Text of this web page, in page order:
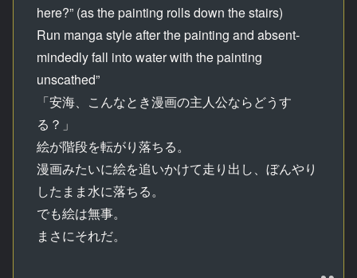
here?” (as the painting rolls down the stairs)
Run manga style after the painting and absent-
mindedly fall into water with the painting
unscathed”
「安海、こんなとき漫画の主人公ならどうす
る？」
絵が階段を転がり落ちる。
漫画みたいに絵を追いかけて走り出し、ぼんやり
したまま水に落ちる。
でも絵は無事。
まさにそれだ。